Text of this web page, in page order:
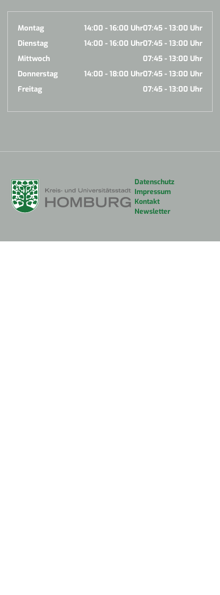
Montag 07:45 - 13:00 Uhr
14:00 - 16:00 Uhr
Dienstag
07:45 - 13:00 Uhr
14:00 - 16:00 Uhr
Mittwoch
07:45 - 13:00 Uhr
Donnerstag
07:45 - 13:00 Uhr
14:00 - 18:00 Uhr
Freitag
07:45 - 13:00 Uhr
Datenschutz
Impressum
Kontakt
Newsletter